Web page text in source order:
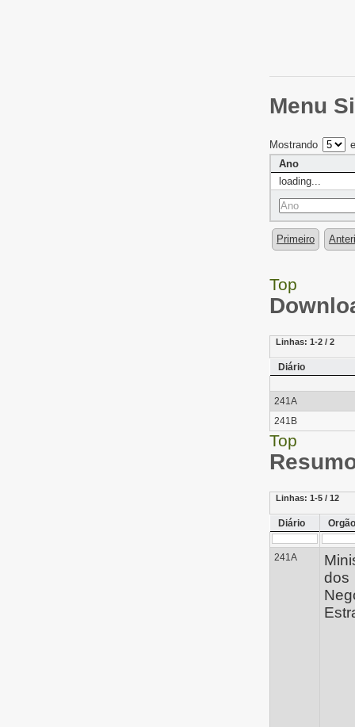
Menu
Mostrando
Ano
loading...
Primeiro
Top
Linhas: 1-2 / 2
Diário
241A
241B
Top
Linhas: 1-5 / 12
Diário Orgão
241A
dos